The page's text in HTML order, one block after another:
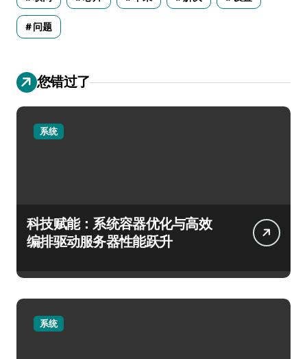
问题
您错过了
系统
科技赋能：系统容器优化与高效
编排驱动服务器性能跃升
系统